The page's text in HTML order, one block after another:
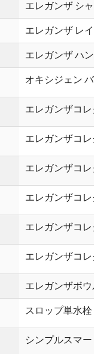
エレガンザ シャワ
エレガンザ レイ
エレガンザ ハンド
オキシジェン バン
エレガンザコレク
エレガンザコレク
エレガンザコレク
エレガンザコレク
エレガンザコレク
エレガンザコレク
エレガンザボウル
スロップ単水栓
シンプルスマート